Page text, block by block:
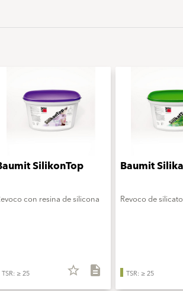
SilikonTop
con resina de silicona
TSR: ≥ 25 star_border description
Baumit
Revoco de silicato
TSR: ≥ 25